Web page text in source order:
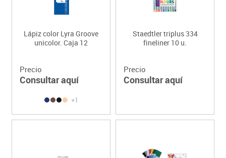
Lápiz color Lyra Groove
unicolor. Caja 12
Precio
Consultar aquí
+1
Staedtler triplus 334
fineliner 10 u.
Precio
Consultar aquí